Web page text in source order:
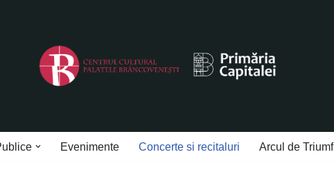
Evenimente Concerte si recitaluri Arcul de Triumf